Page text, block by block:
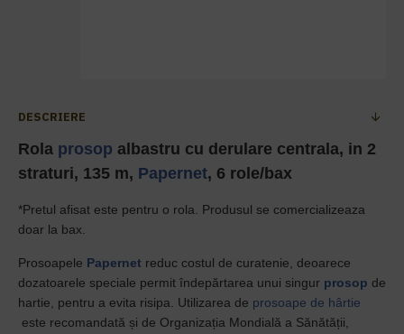
DESCRIERE
Rola prosop albastru cu derulare centrala, in 2
straturi, 135 m, Papernet, 6 role/bax
*Pretul afisat este pentru o rola. Produsul se comercializeaza
doar la bax.
Prosoapele Papernet reduc costul de curatenie, deoarece
dozatoarele speciale permit îndepărtarea unui singur prosop de
hartie, pentru a evita risipa. Utilizarea de prosoape de hârtie
este recomandată și de Organizația Mondială a Sănătății,